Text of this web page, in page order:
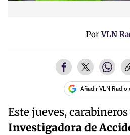
PorVLN
Añadir VLN Radio
Este jueves, carabineros
Investigadora de